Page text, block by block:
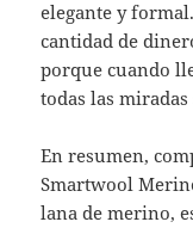
elegante y
cantidad de
porque cuando
todas las
En resumen,
Smartwool
lana de merino,